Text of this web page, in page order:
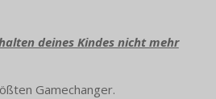
deines Kindes nicht mehr
Gamechanger.